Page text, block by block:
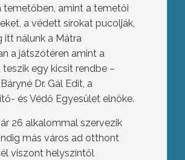
temetőben, amint a temetői
a védett sírokat pucolják,
itt nálunk a Mátra
a játszótéren amint a
egy kicsit rendbe –
Dr. Gál Edit, a
és Védő Egyesület elnöke.
26 alkalommal szervezik
más város ad otthont
viszont helyszíntől